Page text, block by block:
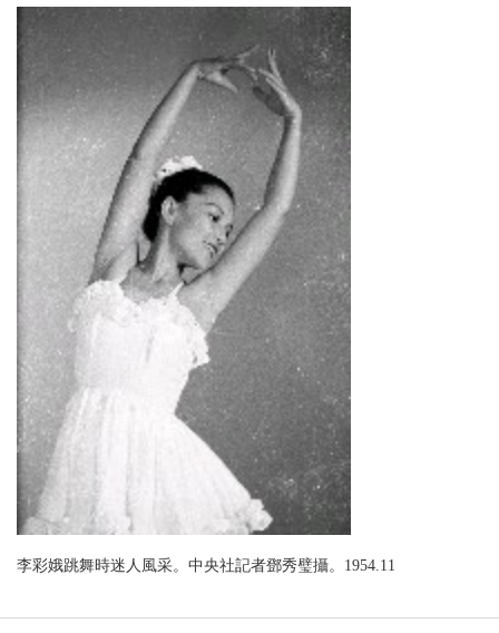
李彩娥跳舞時迷人風采。中央社記者鄧秀璧攝。1954.11